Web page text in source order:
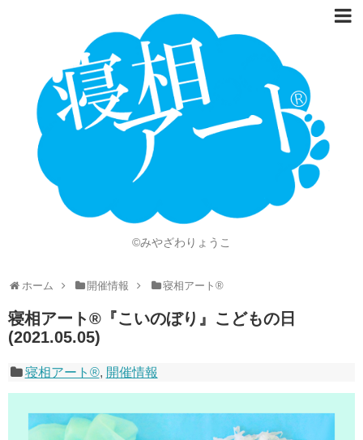
©みやざわりょうこ
ホーム 開催情報 寝相アート®
寝相アート®『こいのぼり』こどもの日
(2021.05.05)
寝相アート®, 開催情報
Language
開催情報
動画
ニュース
知的財産権